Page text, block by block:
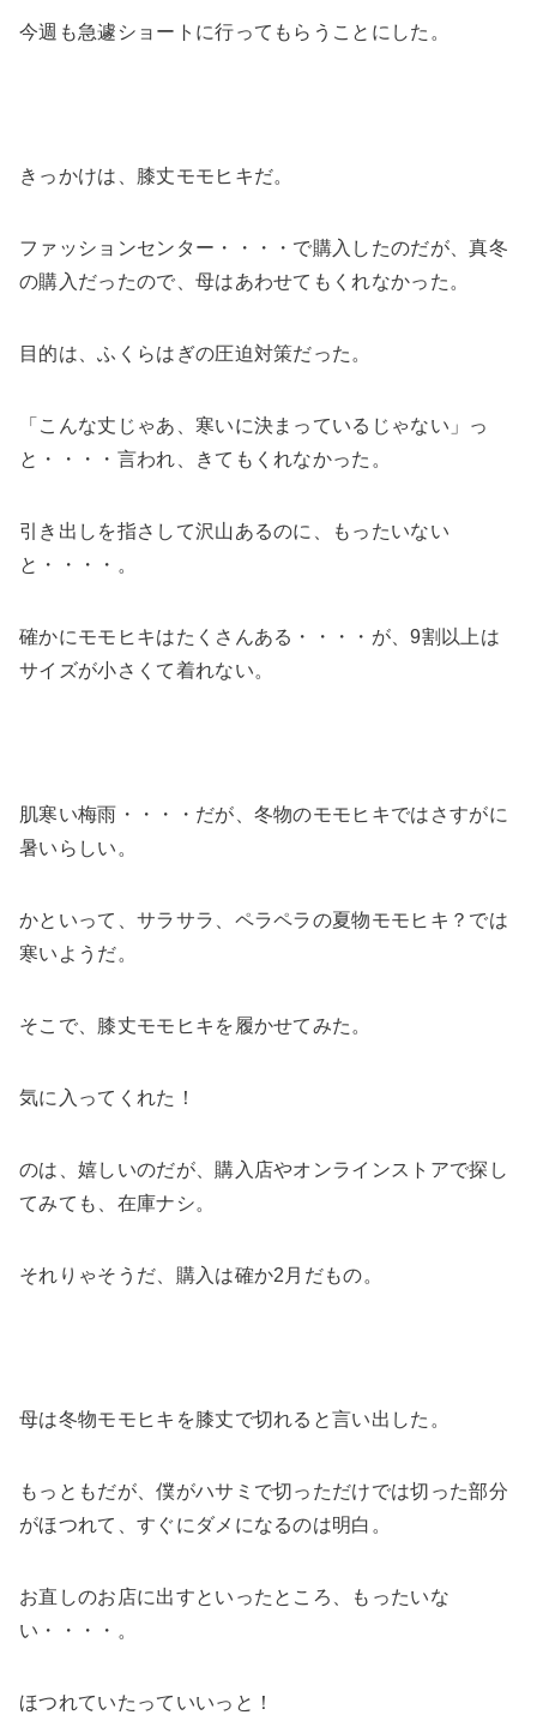
今週も急遽ショートに行ってもらうことにした。
きっかけは、膝丈モモヒキだ。
ファッションセンター・・・・で購入したのだが、真冬
の購入だったので、母はあわせてもくれなかった。
目的は、ふくらはぎの圧迫対策だった。
「こんな丈じゃあ、寒いに決まっているじゃない」っ
と・・・・言われ、きてもくれなかった。
引き出しを指さして沢山あるのに、もったいない
と・・・・。
確かにモモヒキはたくさんある・・・・が、9割以上は
サイズが小さくて着れない。
肌寒い梅雨・・・・だが、冬物のモモヒキではさすがに
暑いらしい。
かといって、サラサラ、ペラペラの夏物モモヒキ？では
寒いようだ。
そこで、膝丈モモヒキを履かせてみた。
気に入ってくれた！
のは、嬉しいのだが、購入店やオンラインストアで探し
てみても、在庫ナシ。
それりゃそうだ、購入は確か2月だもの。
母は冬物モモヒキを膝丈で切れると言い出した。
もっともだが、僕がハサミで切っただけでは切った部分
がほつれて、すぐにダメになるのは明白。
お直しのお店に出すといったところ、もったいな
い・・・・。
ほつれていたっていいっと！